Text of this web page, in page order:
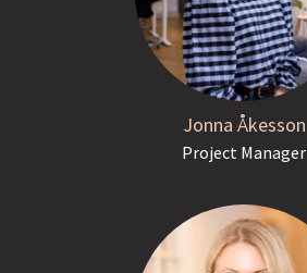
Jonna Åkesson
Project Manager